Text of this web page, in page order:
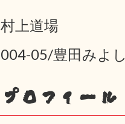
村上道場
004-05/豊田みよし
プロフィール